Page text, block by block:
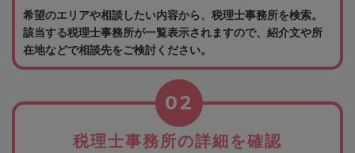
希望のエリアや相談したい内容から、税理士事務所を検索。
該当する税理士事務所が一覧表示されますので、紹介文や所
在地などで相談先をご検討ください。
税理士事務所の詳細を確認
02